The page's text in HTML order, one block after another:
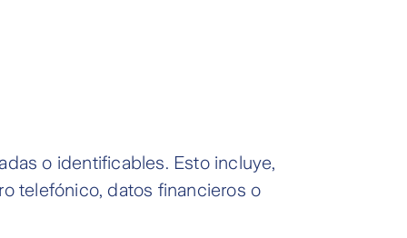
o identificables. Esto incluye,
telefónico, datos financieros o